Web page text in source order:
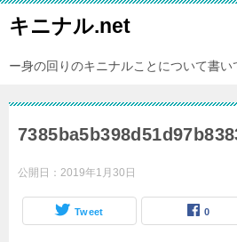
キニナル.net
ー身の回りのキニナルことについて書い
公開日： 2019年1月30日
Tweet 0